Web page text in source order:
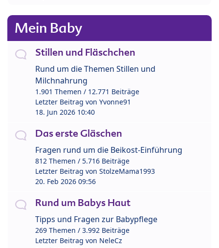
Mein Baby
Stillen und Fläschchen
Rund um die Themen Stillen und
Milchnahrung
1.901 Themen / 12.771 Beiträge
Letzter Beitrag von Yvonne91
18. Jun 2026 10:40
Das erste Gläschen
Fragen rund um die Beikost-Einführung
812 Themen / 5.716 Beiträge
Letzter Beitrag von StolzeMama1993
20. Feb 2026 09:56
Rund um Babys Haut
Tipps und Fragen zur Babypflege
269 Themen / 3.992 Beiträge
Letzter Beitrag von NeleCz